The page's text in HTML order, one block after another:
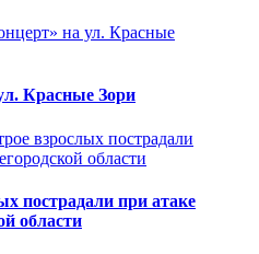
Красные Зори
пострадали при атаке
области